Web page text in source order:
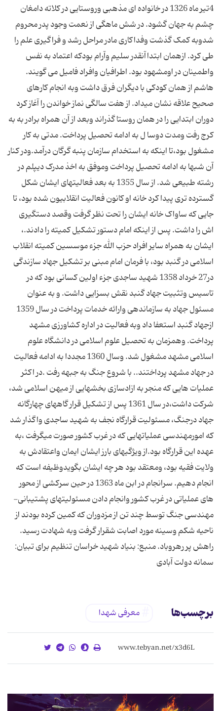
4تیر ماه 1326 در خانواده ای مذهبی وروستایی در کلاته دامغان
چشم به جهان گشود. در شش ماهگی از نعمت وجود پدر محروم
شدوبه کمک گذشت وفداکاری مادر مراحل رشد و فراگیری علم را
طی کرد. ازهمان ابتداآنقدر سلیم وآرام بودکه اعتماد به نفس
واطمینان در اومشهود بود. اطرافیان وافراد فامیل می گویند.
هاشم از همان کودکی با دیگران فرق داشت وبه انجام کارهای
صحیح علاقه نشان میداد. از هفت سالگی نماز خواندن را آغاز کرد
دوران ابتدایی را در همان روستا گذراند وبعد از آن همراه برادر به به
کرج رفت ومدت دوسا ل به ادامه تحصیل پرداخت. مدتی به کار
مشغول بود،تا اینکه به استخدام سازمان پنبه گرگان درآمد.ودر کنار
آن شبها به ادامه تحصیل پرداخت وموفق به اخذ مدرک دیپلم در
رشته طبیعی شد. از سال 1355 به بعد فعالیتهای ایشان شکل
گسترده تری پیدا کرد خانه او کانون فعالیت انقلابیون شده بود، تا
جایی که ساواک خانه ایشان را تحت نظر گرفت وقصد دستگیری
اش را داشت. پس از اینکه امام دستور تشکیل کمیته را دادند.،
ایشان به همراه سایر افراد حزب الله جزء موسسین کمیته انقلاب
اسلامی در گنبد بود، با فرمان امام مبنی بر تشکیل جهاد سازندگی
در27 خرداد 1358 شهید ساجدی جزء اولین کسانی بود که در
تاسیس وتثبیت جهاد گنبد نقش بسزایی داشت. و به عنوان
مسئول جهاد به سازماندهی وارائه خدمات پرداخت در سال 1359
ازجهاد گنبد استعفا داد وبه فعالیت در اداره کشاورزی مشهد
پرداخت. وهمزمان به تحصیل علوم اسلامی در دانشگاه علوم
اسلامی مشهد مشغول شد. وسال 1360 مجددا به ادامه فعالیت
در جهاد مشهد پرداختند.. با شروع جنگ به جبهه رفت .در اکثر
عملیات هایی که منجر به ازادسازی بخشهایی از میهن اسلامی شد،
شرکت داشت،در سال 1361 پس از تشکیل قرار گاههای چهارگانه
جهاد درجنگ، مسئولیت قرارگاه نجف به شهید ساجدی واگذار شد
که امورمهندسی عملیاتهایی که در غرب کشور صورت میگرفت ،به
عهده این قرارگاه بود.از ویژگیهای بارز ایشان ایمان واعتقادش به
ولایت فقیه بود، ومعتقد بود هر چه ایشان بگویدوظیفه است که
انجام دهیم. سرانجام در ابن ماه 1363 در حین سرکشی از محور
های عملیاتی در غرب کشور وانجام دادن مسئولیتهای پشتیبانی-
مهندسی جنگ توسط چند تن از مزدوران که کمین کرده بودند از
ناحیه شکم وسینه مورد اصابت شقرار گرفت وبه شهادت رسید.
راهش پر رهروباد. منبع: بنیاد شهید خراسان تنظیم برای تبیان:
سمانه دولت آبادی
برچسب‌ها معرفی شهدا